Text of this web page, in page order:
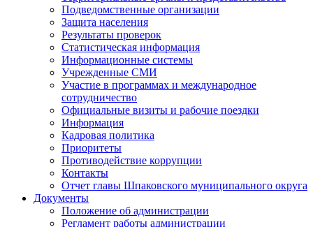
Подведомственные организации
Защита населения
Результаты проверок
Статистическая информация
Информационные системы
Учрежденные СМИ
Участие в программах и международное
сотрудничество
Официальные визиты и рабочие поездки
Информация
Кадровая политика
Приоритеты
Противодействие коррупции
Контакты
Отчет главы Шпаковского муниципального округа
Документы
Положение об администрации
Регламент работы администрации